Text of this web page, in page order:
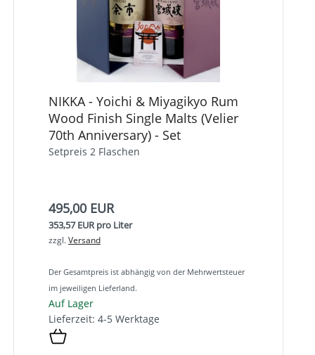
NIKKA - Yoichi & Miyagikyo Rum
Wood Finish Single Malts (Velier
70th Anniversary) - Set
Setpreis 2 Flaschen
495,00 EUR
353,57 EUR pro Liter
zzgl.Versand
Der Gesamtpreis ist abhängig von der Mehrwertsteuer
im jeweiligen Lieferland.
Auf Lager
Lieferzeit: 4-5 Werktage